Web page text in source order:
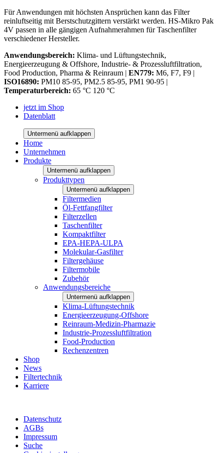
Für Anwendungen mit höchsten Ansprüchen kann das Filter
reinluftseitig mit Berstschutzgittern verstärkt werden. HS-Mikro Pak
4V passen in alle gängigen Aufnahmerahmen für Taschenfilter
verschiedener Hersteller.
Anwendungsbereich: Klima- und Lüftungstechnik,
Energieerzeugung & Offshore, Industrie- & Prozessluftfiltration,
Food Production, Pharma & Reinraum | EN779: M6, F7, F9 |
ISO16890: PM10 85-95, PM2.5 85-95, PM1 90-95 |
Temperaturbereich: 65 °C 120 °C
jetzt im Shop
Datenblatt
Untermenü aufklappen
Home
Unternehmen
Produkte
Untermenü aufklappen
Produkttypen
Untermenü aufklappen
Filtermedien
Öl-Fettfangfilter
Filterzellen
Taschenfilter
Kompaktfilter
EPA-HEPA-ULPA
Molekular-Gasfilter
Filtergehäuse
Filtermobile
Zubehör
Anwendungsbereiche
Untermenü aufklappen
Klima-Lüftungstechnik
Energieerzeugung-Offshore
Reinraum-Medizin-Pharmazie
Industrie-Prozessluftfiltration
Food-Production
Rechenzentren
Shop
News
Filtertechnik
Karriere
Datenschutz
AGBs
Impressum
Suche